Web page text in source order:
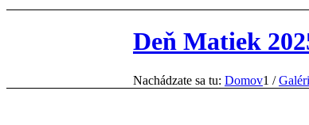
Deň Matiek
Nachádzate sa tu: Domov1 /